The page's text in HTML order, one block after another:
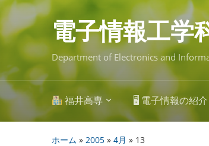
Skip
to
main
content 電子情報工学
Department of Electronics and
福井高専 🖥 電子情報の紹介
ホーム » 2005 » 4月 » 13